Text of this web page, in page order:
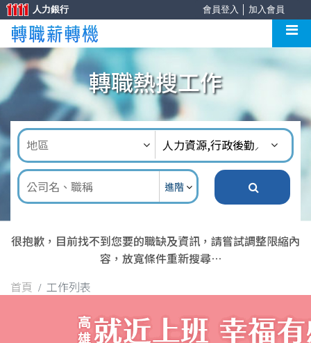
會員登入 加入會員
人力銀行
轉職熱搜工作
進階
很抱歉，目前找不到您要的職缺及資訊，請嘗試調整限縮內
容，放寬條件重新搜尋
首頁
工作列表